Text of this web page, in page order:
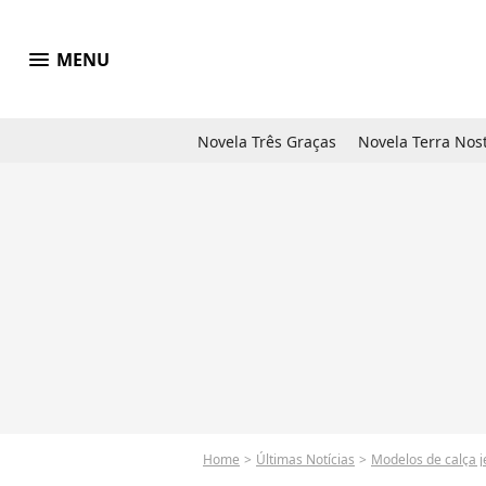
menu MENU
Novela Três Graças Novela Terra
Home Últimas Notícias Modelos de calça